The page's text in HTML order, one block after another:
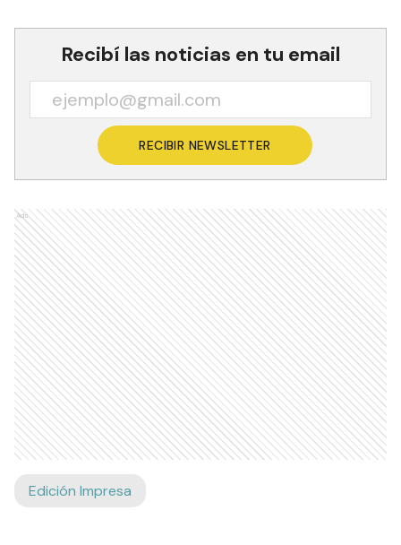
Recibí las noticias en tu email
RECIBIR NEWSLETTER
Ads
Edición Impresa